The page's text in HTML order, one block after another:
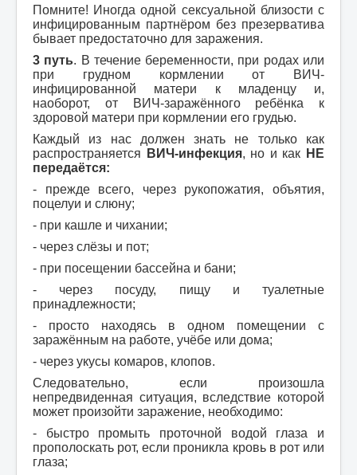
Помните! Иногда одной сексуальной близости с
инфицированным партнёром без презерватива
бывает предостаточно для заражения.
3 путь. В течение беременности, при родах или
при грудном кормлении от ВИЧ-
инфицированной матери к младенцу и,
наоборот, от ВИЧ-заражённого ребёнка к
здоровой матери при кормлении его грудью.
Каждый из нас должен знать не только как
распространяется
ВИЧ-инфекция, но и как НЕ
передаётся:
- прежде всего, через рукопожатия, объятия,
поцелуи и слюну;
- при кашле и чихании;
- через слёзы и пот;
- при посещении бассейна и бани;
- через посуду, пищу и туалетные
принадлежности;
- просто находясь в одном помещении с
заражённым на работе, учёбе или дома;
- через укусы комаров, клопов.
Следовательно, если произошла
непредвиденная ситуация, вследствие которой
может произойти заражение, необходимо:
- быстро промыть проточной водой глаза и
прополоскать рот, если проникла кровь в рот или
глаза;